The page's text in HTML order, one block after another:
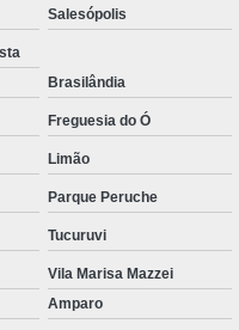
Salesópolis
Brasilândia
Freguesia do Ó
Limão
Parque Peruche
Tucuruvi
Vila Marisa Mazzei
Amparo